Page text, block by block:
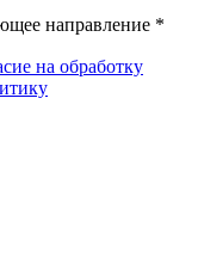
направление *
на обработку